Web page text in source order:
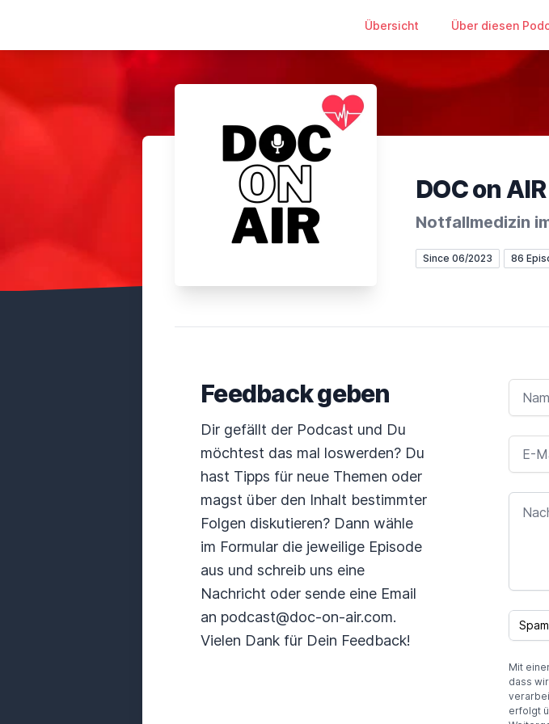
Übersicht Über diesen
DOC on
Notfallmedizin
Since 06/2023 86
Feedback geben
Dir gefällt der Podcast und Du
möchtest das mal loswerden? Du
hast Tipps für neue Themen oder
magst über den Inhalt bestimmter
Folgen diskutieren? Dann wähle
im Formular die jeweilige Episode
aus und schreib uns eine
Nachricht oder sende eine Email
an podcast@doc-on-air.com.
Vielen Dank für Dein Feedback!
NAME
E-MAIL-
F
O
A
R
E
A
SPAM
Mit
dass
erfolgt